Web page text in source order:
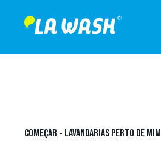
COMEÇAR - LAVANDARIAS PERTO DE MIM